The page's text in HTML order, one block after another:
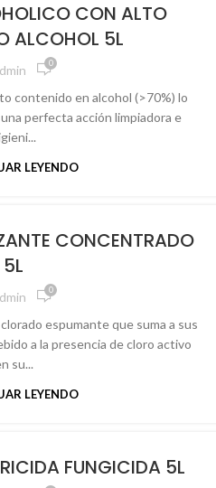
CON ALTO
ALCOHOL 5L
0
contenido en alcohol (>70%) lo
perfecta acción limpiadora e
LEYENDO
CONCENTRADO
5L
0
espumante que suma a sus
a la presencia de cloro activo
su...
LEYENDO
FUNGICIDA 5L